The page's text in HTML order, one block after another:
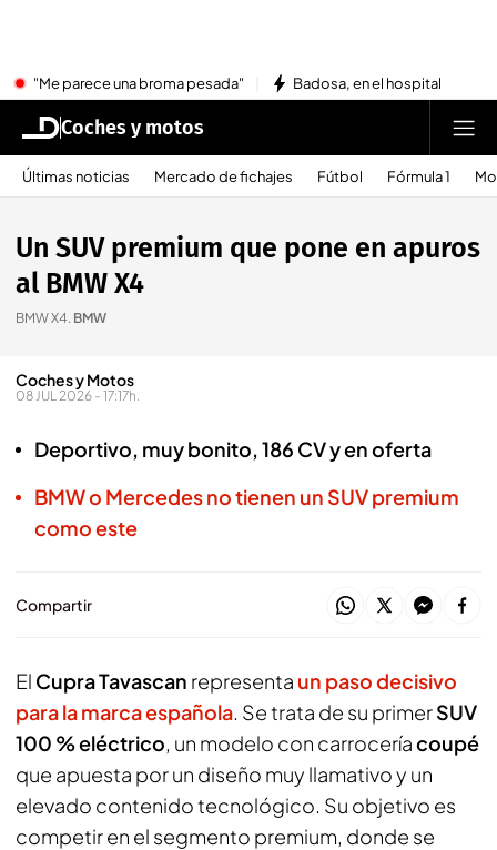
"Me parece una broma pesada" Badosa, en el hospital
Coches y motos
Últimas noticias Mercado de fichajes Fútbol Fórmula 1
Un SUV premium que pone en apuros
al BMW X4
BMW X4. BMW
Coches y Motos
08 JUL 2026 - 17:17h.
Deportivo, muy bonito, 186 CV y en oferta
BMW o Mercedes no tienen un SUV premium
como este
Compartir
El Cupra Tavascan representa un paso decisivo
para la marca española. Se trata de su primerSUV
100 % eléctrico, un modelo con carroceríacoupé
que apuesta por un diseño muy llamativo y un
elevado contenido tecnológico. Su objetivo es
competir en el segmento premium, donde se